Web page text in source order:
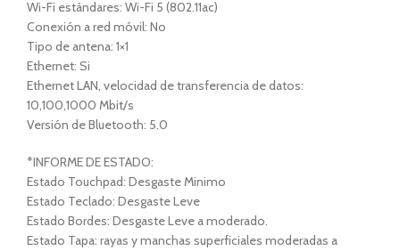
Wi-Fi estándares: Wi-Fi 5 (802.11ac)
Conexión a red móvil: No
Tipo de antena: 1×1
Ethernet: Si
Ethernet LAN, velocidad de transferencia de datos:
10,100,1000 Mbit/s
Versión de Bluetooth: 5.0
*INFORME DE ESTADO:
Estado Touchpad: Desgaste Minimo
Estado Teclado: Desgaste Leve
Estado Bordes: Desgaste Leve a moderado.
Estado Tapa: rayas y manchas superficiales moderadas a